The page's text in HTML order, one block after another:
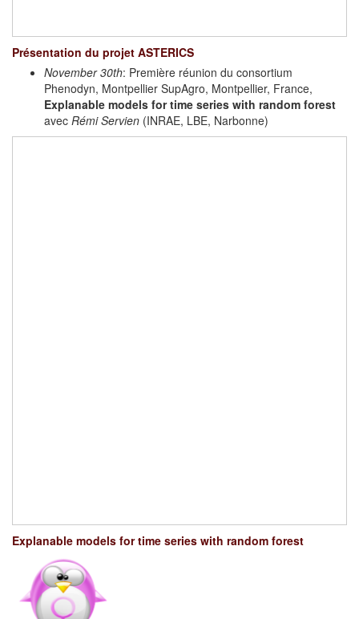
Présentation du projet ASTERICS
November 30th: Première réunion du consortium
Phenodyn, Montpellier SupAgro, Montpellier, France,
Explanable models for time series with random forest
avec Rémi Servien (INRAE, LBE, Narbonne)
Explanable models for time series with random forest